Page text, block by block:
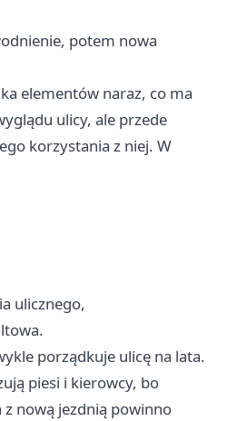
potem nowa
elementów naraz, co ma
ulicy, ale przede
korzystania z niej. W
ulicznego,
porządkuje ulicę na lata.
piesi i kierowcy, bo
z nową jezdnią powinno